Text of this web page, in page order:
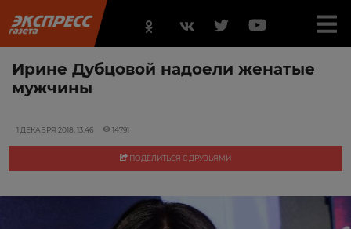
Ирине Дубцовой надоели женатые
мужчины
1 ДЕКАБРЯ 2018, 13:46 14791
ПОДЕЛИТЬСЯ С ДРУЗЬЯМИ